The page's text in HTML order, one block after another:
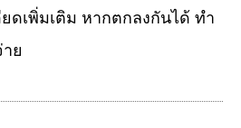
ดเพิ่มเติม หากตกลงกันได้ ทำ
ย